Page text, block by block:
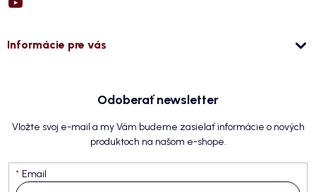
Informácie pre vás
Odoberať newsletter
Vložte svoj e-mail a my Vám budeme zasielať informácie o nových
produktoch na našom e-shope.
Email